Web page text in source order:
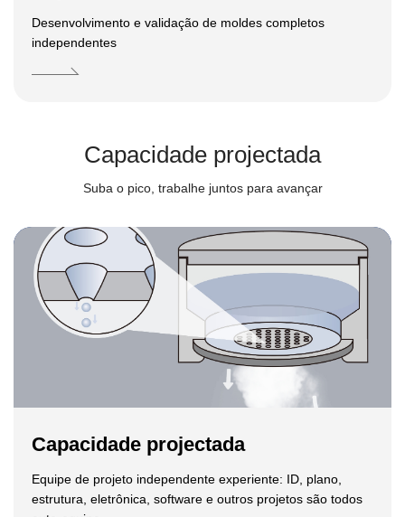
Desenvolvimento e validação de moldes completos
independentes
Capacidade projectada
Suba o pico, trabalhe juntos para avançar
Capacidade projectada
Equipe de projeto independente experiente: ID, plano,
estrutura, eletrônica, software e outros projetos são todos